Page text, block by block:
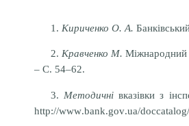
1. Кириченко О. А.
2. Кравченко М. Міжнародний
– С. 54–62.
3. Методичні вказівки з
http://www.bank.gov.ua/doccatalog/